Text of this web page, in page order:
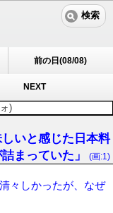
検索
前の日(08/08)
NEXT
)
いと感じた日本料
まっていた」
(画:1)
々しかったが、なぜ